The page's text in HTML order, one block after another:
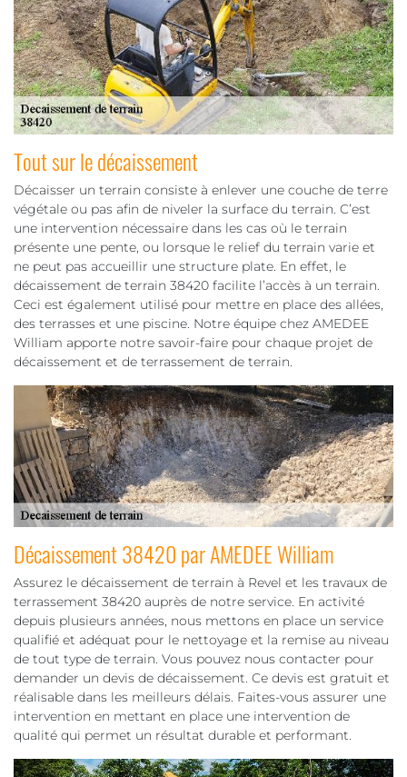
Tout sur le décaissement
Décaisser un terrain consiste à enlever une couche de terre
végétale ou pas afin de niveler la surface du terrain. C’est
une intervention nécessaire dans les cas où le terrain
présente une pente, ou lorsque le relief du terrain varie et
ne peut pas accueillir une structure plate. En effet, le
décaissement de terrain 38420 facilite l’accès à un terrain.
Ceci est également utilisé pour mettre en place des allées,
des terrasses et une piscine. Notre équipe chez AMEDEE
William apporte notre savoir-faire pour chaque projet de
décaissement et de terrassement de terrain.
Décaissement 38420 par AMEDEE William
Assurez le décaissement de terrain à Revel et les travaux de
terrassement 38420 auprès de notre service. En activité
depuis plusieurs années, nous mettons en place un service
qualifié et adéquat pour le nettoyage et la remise au niveau
de tout type de terrain. Vous pouvez nous contacter pour
demander un devis de décaissement. Ce devis est gratuit et
réalisable dans les meilleurs délais. Faites-vous assurer une
intervention en mettant en place une intervention de
qualité qui permet un résultat durable et performant.